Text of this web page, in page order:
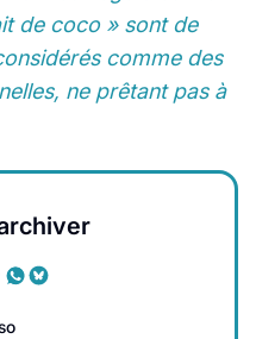
de coco » sont de
comme des
ne prêtant pas à